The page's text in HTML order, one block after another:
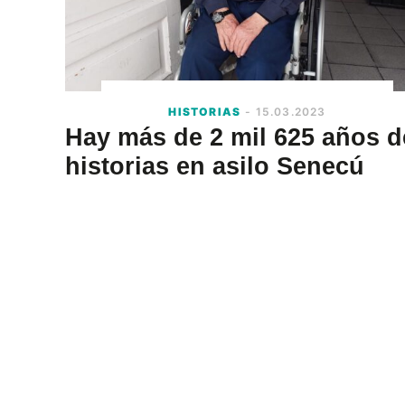
HISTORIAS - 15.03.2023
Hay más de 2 mil 625 años
historias en asilo Senecú